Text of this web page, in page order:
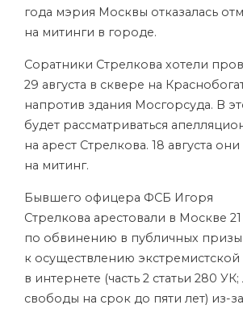
года мэрия Москвы отказалась
на митинги в городе.
Соратники Стрелкова хотели
29 августа в сквере на
напротив здания Мосгорсуда. В
будет рассматриваться
на арест Стрелкова. 18 августа они
на митинг.
Бывшего офицера ФСБ Игоря
Стрелкова арестовали в Москве
по обвинению в публичных
к осуществлению экстремистской
в интернете (часть 2 статьи 280
свободы на срок до пяти лет) из-